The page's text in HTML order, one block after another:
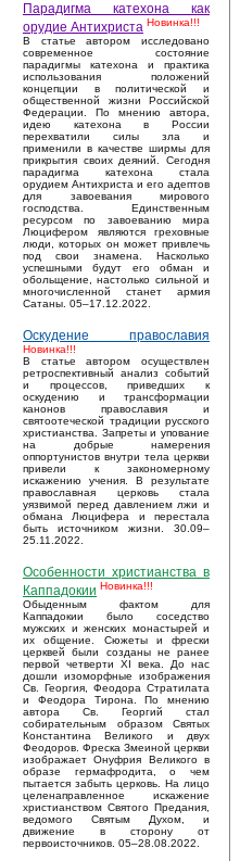
Парадигма катехона как
орудие Антихриста Новинка!!!
В статье автором исследовано
современное состояние
парадигмы катехона и практика
использования положений
концепции в политической и
общественной жизни Российской
Федерации. По мнению автора,
идею катехона в России
перехватили силы зла и
применили в качестве ширмы для
прикрытия своих деяний. Сегодня
парадигма катехона стала
орудием Антихриста и его адептов
для завоевания мирового
господства. Единственным
ресурсом по завоеванию мира
Люцифером являются греховные
люди, которых он может привлечь
под свои знамена. Насколько
успешными будут его обман и
обольщение, настолько сильной и
многочисленной станет армия
Сатаны. 05–17.12.2022.
Оскудение православия
Новинка!!!
В статье автором осуществлен
ретроспективный анализ событий
и процессов, приведших к
оскудению и трансформации
канонов православия и
святоотеческой традиции русского
христианства. Запреты и упование
на добрые намерения
оппортунистов внутри тела церкви
привели к закономерному
искажению учения. В результате
православная церковь стала
уязвимой перед давлением лжи и
обмана Люцифера и перестала
быть источником жизни. 30.09–
25.11.2022.
Особенности христианства в
Каппадокии Новинка!!!
Обыденным фактом для
Каппадокии было соседство
мужских и женских монастырей и
их общение. Сюжеты и фрески
церквей были созданы не ранее
первой четверти XI века. До нас
дошли изоморфные изображения
Св. Георгия, Феодора Стратилата
и Феодора Тирона. По мнению
автора Св. Георгий стал
собирательным образом Святых
Константина Великого и двух
Феодоров. Фреска Змеиной церкви
изображает Онуфрия Великого в
образе гермафродита, о чем
пытается забыть церковь. На лицо
целенаправленное искажение
христианством Святого Предания,
ведомого Святым Духом, и
движение в сторону от
первоисточников. 05–28.08.2022.